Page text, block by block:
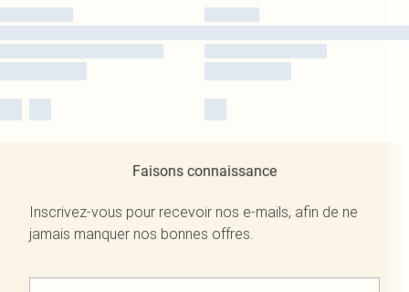
Faisons connaissance
Inscrivez-vous pour recevoir nos e-mails, afin de ne
jamais manquer nos bonnes offres.